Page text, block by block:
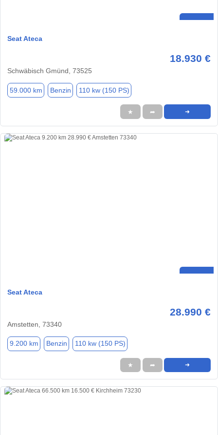
Seat Ateca
18.930 €
Schwäbisch Gmünd, 73525
59.000 km Benzin 110 kw (150 PS)
★ ➦ ➜
Seat Ateca
28.990 €
Amstetten, 73340
9.200 km Benzin 110 kw (150 PS)
★ ➦ ➜